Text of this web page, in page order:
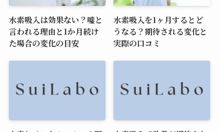
水素吸入は効果ない？嘘と
言われる理由と1か月続け
た場合の変化の目安
水素吸入を1ヶ月するとど
うなる？期待される変化と
実際の口コミ